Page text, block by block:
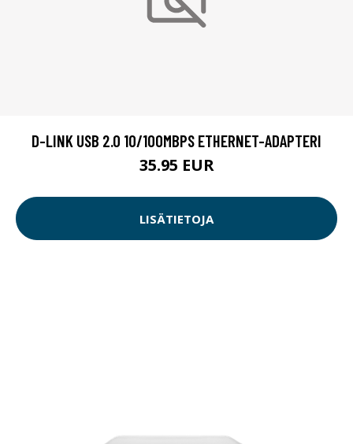
D-LINK USB 2.0 10/100MBPS ETHERNET-ADAPTERI
35.95 EUR
LISÄTIETOJA